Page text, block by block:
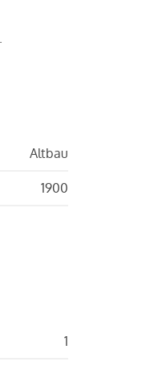
Altbau
1900
1